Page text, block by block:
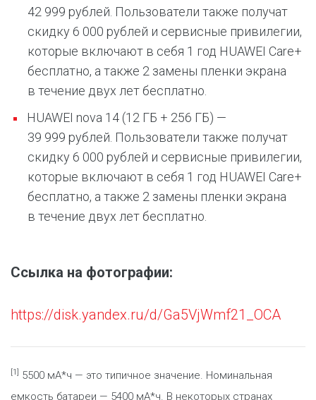
42 999 рублей. Пользователи также получат
скидку 6 000 рублей и сервисные привилегии,
которые включают в себя 1 год HUAWEI Care+
бесплатно, а также 2 замены пленки экрана
в течение двух лет бесплатно.
HUAWEI nova 14 (12 ГБ + 256 ГБ) —
39 999 рублей. Пользователи также получат
скидку 6 000 рублей и сервисные привилегии,
которые включают в себя 1 год HUAWEI Care+
бесплатно, а также 2 замены пленки экрана
в течение двух лет бесплатно.
Ссылка на фотографии:
https://disk.yandex.ru/d/Ga5VjWmf21_OCA
[1] 5500 мА*ч — это типичное значение. Номинальная
емкость батареи — 5400 мА*ч. В некоторых странах